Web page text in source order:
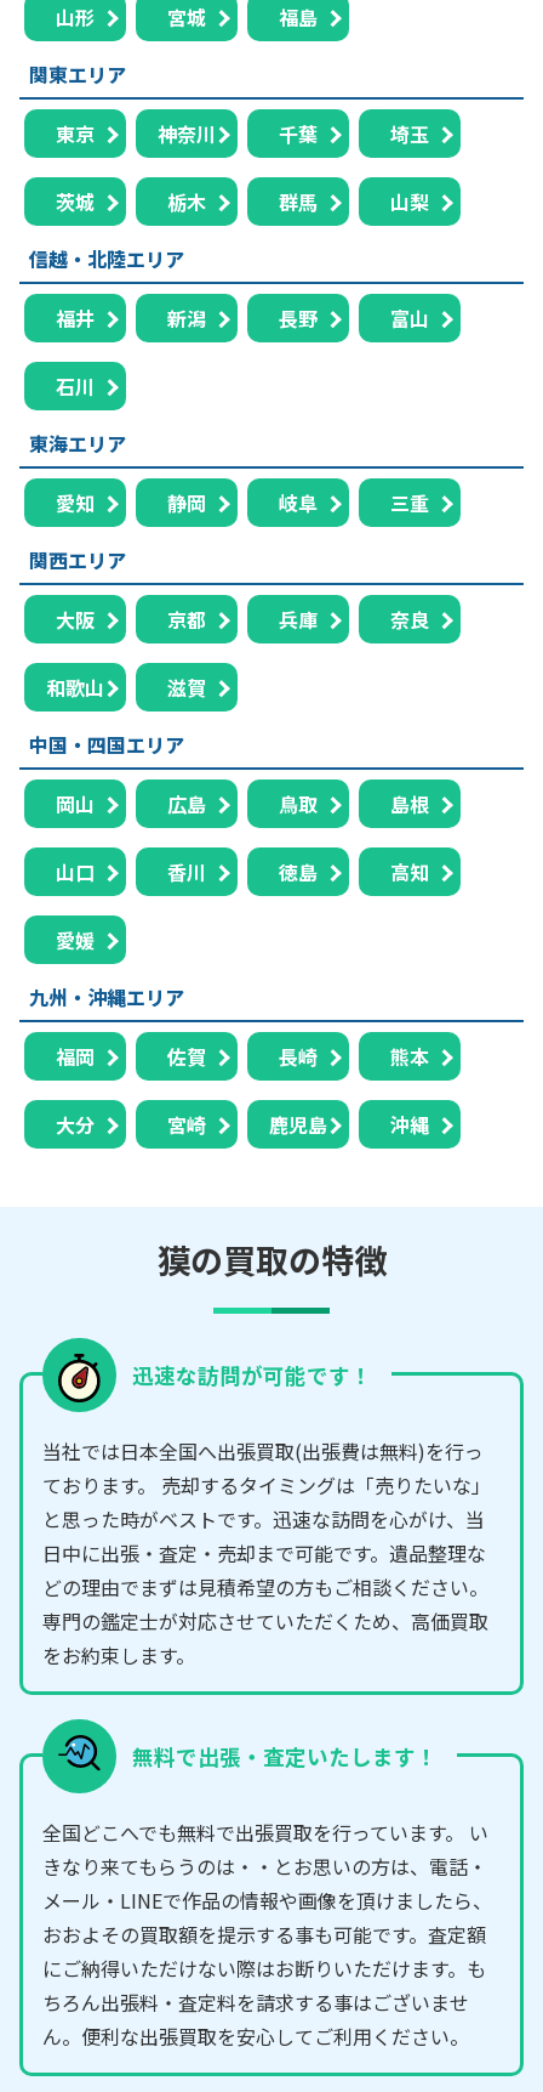
山形 宮城
福島
関東エリア
東京 神奈川 千葉 埼玉
茨城 栃木 群馬
山梨
信越・北陸エリア
福井 新潟 長野 富山
石川
東海エリア
愛知 静岡 岐阜
三重
関西エリア
大阪 京都 兵庫 奈良
和歌山
滋賀
中国・四国エリア
岡山 広島 鳥取 島根
山口 香川 徳島 高知
愛媛
九州・沖縄エリア
福岡 佐賀 長崎 熊本
大分 宮崎 鹿児島 沖縄
獏の買取の特徴
迅速な訪問が可能です！
当社では日本全国へ出張買取(出張費は無料)を行っ
ております。 売却するタイミングは「売りたいな」
と思った時がベストです。迅速な訪問を心がけ、当
日中に出張・査定・売却まで可能です。遺品整理な
どの理由でまずは見積希望の方もご相談ください。
専門の鑑定士が対応させていただくため、高価買取
をお約束します。
無料で出張・査定いたします！
全国どこへでも無料で出張買取を行っています。 い
きなり来てもらうのは・・とお思いの方は、電話・
メール・LINEで作品の情報や画像を頂けましたら、
おおよその買取額を提示する事も可能です。査定額
にご納得いただけない際はお断りいただけます。も
ちろん出張料・査定料を請求する事はございませ
ん。便利な出張買取を安心してご利用ください。